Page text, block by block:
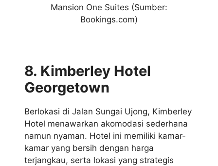
Mansion One Suites (Sumber:
Bookings.com)
8. Kimberley Hotel
Georgetown
Berlokasi di Jalan Sungai Ujong, Kimberley
Hotel menawarkan akomodasi sederhana
namun nyaman. Hotel ini memiliki kamar-
kamar yang bersih dengan harga
terjangkau, serta lokasi yang strategis